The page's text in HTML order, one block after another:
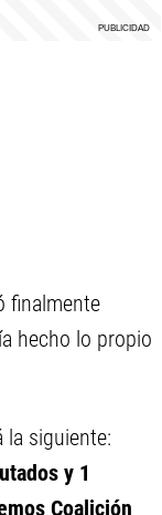
finalmente
hecho lo propio
la siguiente:
y 1
Coalición